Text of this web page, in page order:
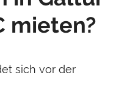
mieten?
sich vor der